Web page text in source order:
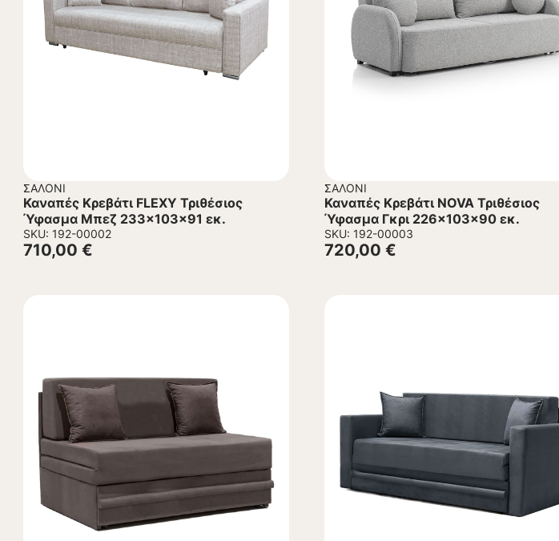
ΣΑΛΌΝΙ
Καναπές Κρεβάτι FLEXY Τριθέσιος
Ύφασμα Μπεζ 233x103x91 εκ.
SKU: 192-00002
710,00 €
ΣΑΛΌΝΙ
Καναπές Κρεβάτι NOVA Τριθέσιος
Ύφασμα Γκρι 226x103x90 εκ.
SKU: 192-00003
720,00 €